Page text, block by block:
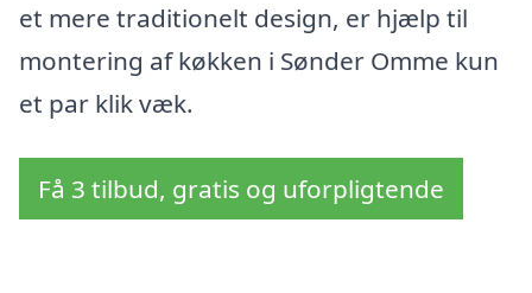
et mere traditionelt design, er hjælp til
montering af køkken i Sønder Omme kun
et par klik væk.
Få 3 tilbud, gratis og uforpligtende